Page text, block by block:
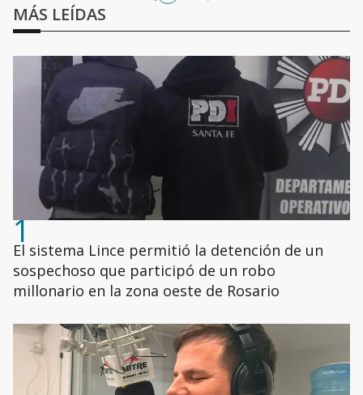
MÁS LEÍDAS
1
El sistema Lince permitió la detención de un
sospechoso que participó de un robo
millonario en la zona oeste de Rosario